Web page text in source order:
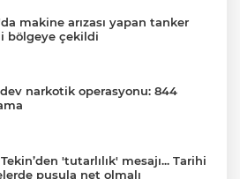
makine arızası yapan tanker
bölgeye çekildi
narkotik operasyonu: 844
'tutarlılık' mesajı... Tarihi
pusula net olmalı